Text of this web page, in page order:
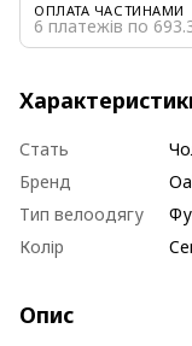
ОПЛАТА ЧАСТИНАМИ
6 платежів по
Стать
Бренд
Тип велоодягу
Колір
Опис